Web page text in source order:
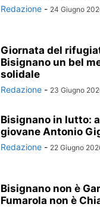
Redazione - 24 Giugno
Giornata del
Bisignano un bel
solidale
Redazione - 23 Giugno
Bisignano in lutto:
giovane Antonio
Redazione - 22 Giugno
Bisignano non è
Fumarola non è